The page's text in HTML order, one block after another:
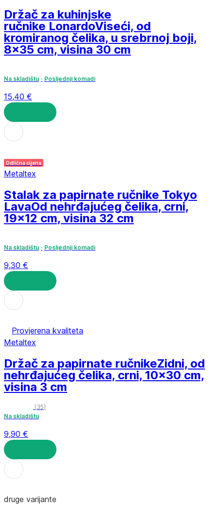
Držač za kuhinjske
ručnike LonardoViseći, od
kromiranog čelika, u srebrnoj boji,
8x35 cm, visina 30 cm
Na skladištu Posljednji komadi
15,40 €
U KOŠARICU
Odlična cijena
Metaltex
Stalak za papirnate ručnike Tokyo
LavaOd nehrđajućeg čelika, crni,
19x12 cm, visina 32 cm
Na skladištu Posljednji komadi
9,30 €
U KOŠARICU
Provjerena kvaliteta
Metaltex
Držač za papirnate ručnikeZidni, od
nehrđajućeg čelika, crni, 10x30 cm,
visina 3 cm
(35)
Na skladištu
9,90 €
U KOŠARICU
druge varijante